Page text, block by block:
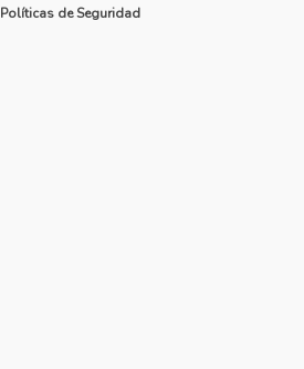
Políticas de Seguridad